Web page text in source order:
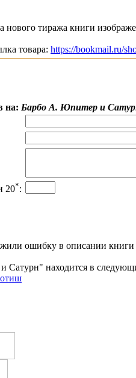
нового тиража книги
товара: https://bookmail.ru/
на: Барбо А. Юпитер и
20*:
ошибку в описании книги
находится в